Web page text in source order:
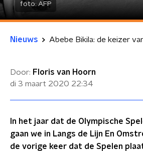
foto:AFP
Nieuws Abebe Bikila: de keizer
Door: Floris van Hoorn
di 3 maart 2020 22:34
In het jaar dat de Olympische
gaan we in Langs de Lijn En
de vorige keer dat de Spelen